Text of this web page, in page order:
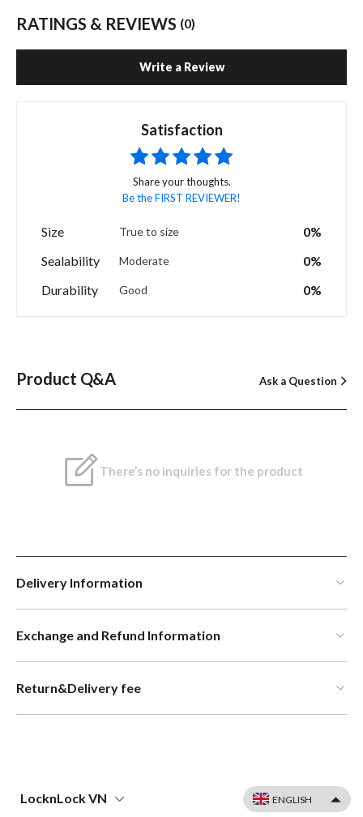
RATINGS & REVIEWS (0)
Write a Review
Satisfaction
Share your thoughts.
Be the FIRST REVIEWER!
Size True to size
0%
Sealability
Moderate
0%
Durability
Good 0%
Product Q&A Ask a Question
There’s no inquiries for the product
Delivery Information
Exchange and Refund Information
Return&Delivery fee
LocknLock VN